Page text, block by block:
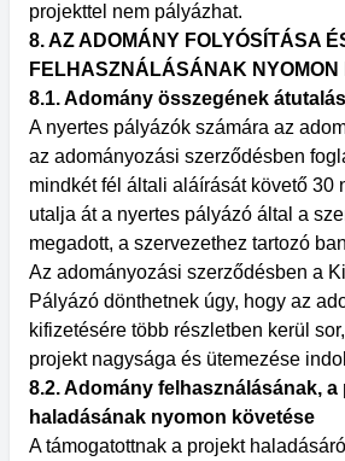
projekttel nem pályázhat.
8. AZ ADOMÁNY FOLYÓSÍTÁSA
FELHASZNÁLÁSÁNAK NYOMON
8.1. Adomány összegének
A nyertes pályázók számára az
az adományozási szerződésben
mindkét fél általi aláírását követő 30
utalja át a nyertes pályázó által a
megadott, a szervezethez tartozó
Az adományozási szerződésben a
Pályázó dönthetnek úgy, hogy az
kifizetésére több részletben kerül
projekt nagysága és ütemezése
8.2. Adomány felhasználásának, a
haladásának nyomon követése
A támogatottnak a projekt